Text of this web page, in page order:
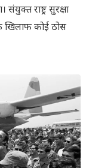
राष्ट्र सुरक्षा
खिलाफ कोई ठोस